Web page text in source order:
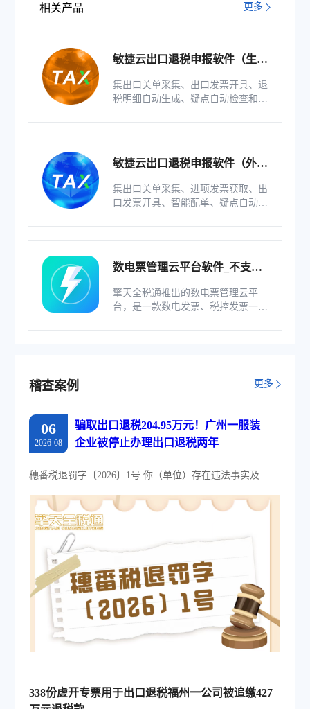
相关产品 更多
敏捷云出口退税申报软件（生产
集出口关单采集、出口发票开具、退
税明细自动生成、疑点自动检查和调
敏捷云出口退税申报软件（外贸
集出口关单采集、进项发票获取、出
口发票开具、智能配单、疑点自动检
数电票管理云平台软件_不支持
擎天全税通推出的数电票管理云平
台，是一款数电发票、税控发票一体
稽查案例 更多
06
2026-08
骗取出口退税204.95万元！广州一服装
企业被停止办理出口退税两年
穗番税退罚字〔2026〕1号 你（单位）存在违法事实及...
338份虚开专票用于出口退税福州一公司被追缴427